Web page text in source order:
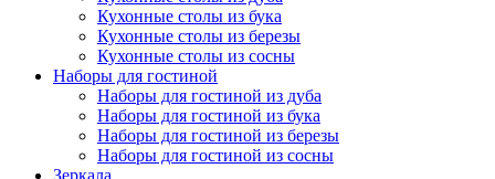
Кухонные столы из бука
Кухонные столы из березы
Кухонные столы из сосны
Наборы для гостиной
Наборы для гостиной из дуба
Наборы для гостиной из бука
Наборы для гостиной из березы
Наборы для гостиной из сосны
Зеркала